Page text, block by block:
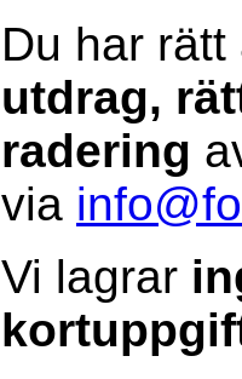
Du har
utdrag,
radering
via
Vi lagrar